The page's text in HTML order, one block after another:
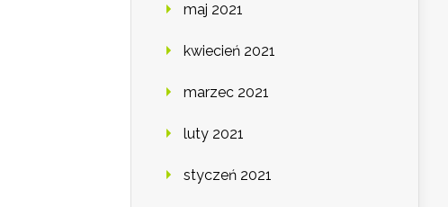
maj 2021
kwiecień 2021
marzec 2021
luty 2021
styczeń 2021